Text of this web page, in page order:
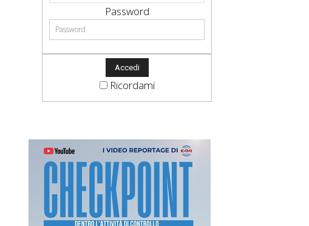
Password
Ricordami